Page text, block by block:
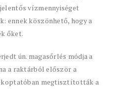
vízmennyiséget
ennek köszönhető, hogy a
őket.
ún. magasőrlés módja a
a raktárból először a
koptatóban megtisztították a